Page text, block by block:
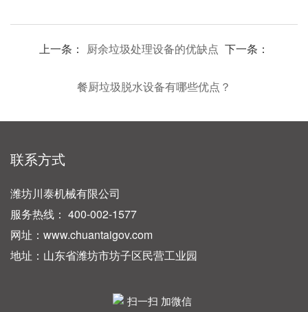
上一条： 厨余垃圾处理设备的优缺点 下一条：
餐厨垃圾脱水设备有哪些优点？
联系方式
潍坊川泰机械有限公司
服务热线： 400-002-1577
网址：www.chuantaigov.com
地址：山东省潍坊市坊子区民营工业园